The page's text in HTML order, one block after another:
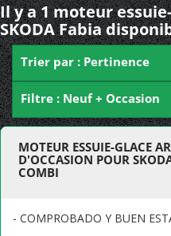
Il y a 1 moteur
SKODA Fabia
Trier par : Pertinence
Filtre : Neuf + Occasion
MOTEUR ESSUIE-GLACE
D'OCCASION POUR
COMBI
- COMPROBADO Y BUEN